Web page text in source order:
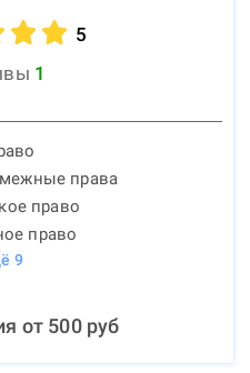
5
1
права
право
право
9
от 500руб